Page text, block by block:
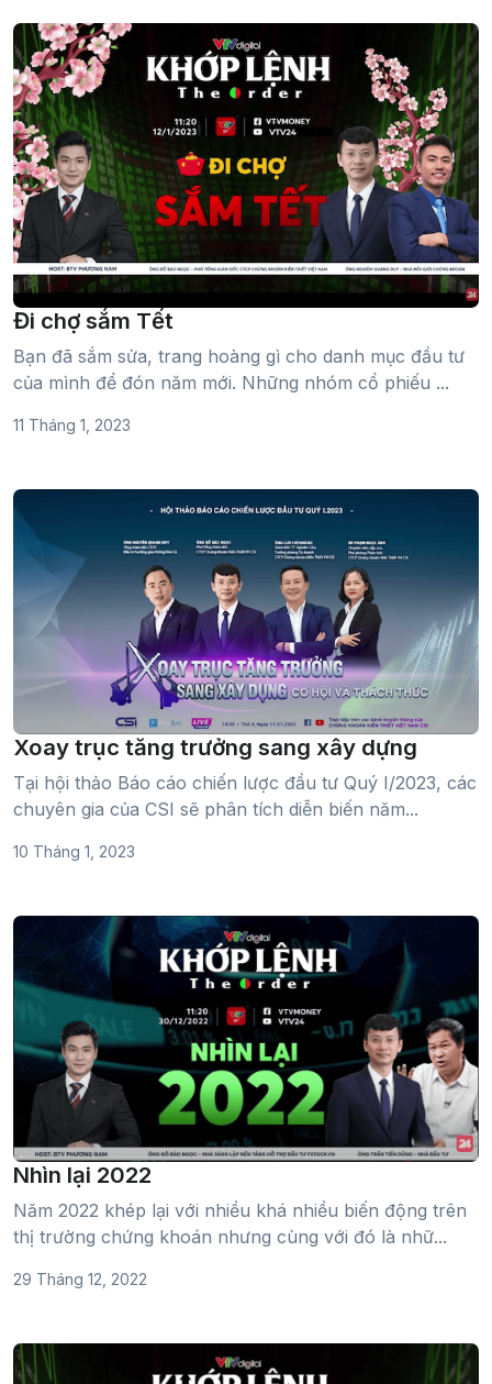
Đi chợ sắm Tết
Bạn đã sắm sửa, trang hoàng gì cho danh mục đầu tư
của mình để đón năm mới. Những nhóm cổ phiếu ...
11 Tháng 1, 2023
Xoay trục tăng trưởng sang xây dựng
Tại hội thảo Báo cáo chiến lược đầu tư Quý I/2023, các
chuyên gia của CSI sẽ phân tích diễn biến năm...
10 Tháng 1, 2023
Nhìn lại 2022
Năm 2022 khép lại với nhiều khá nhiều biến động trên
thị trường chứng khoán nhưng cùng với đó là nhữ...
29 Tháng 12, 2022